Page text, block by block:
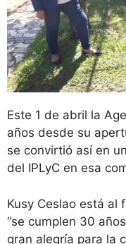
Este 1 de abril la
años desde su
se convirtió así en
del IPLyC en esa
Kusy Ceslao está al
“se cumplen 30
gran alegría para la